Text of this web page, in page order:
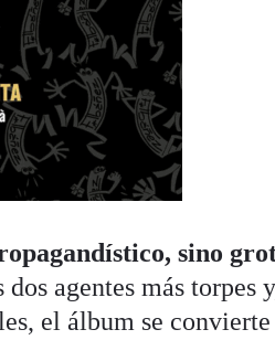
sino
agentes más torpes
el álbum se convierte